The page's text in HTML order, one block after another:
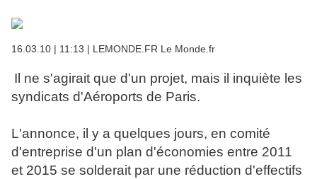
16.03.10 | 11:13 | LEMONDE.FR Le Monde.fr
Il ne s'agirait que d'un projet, mais il inquiète les
syndicats d'Aéroports de Paris.
L'annonce, il y a quelques jours, en comité
d'entreprise d'un plan d'économies entre 2011
et 2015 se solderait par une réduction d'effectifs